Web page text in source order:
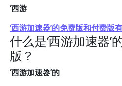
‘西游
‘西游加速器’的免费版和付费版
什么是‘西游加速器’
版？
‘西游加速器’的